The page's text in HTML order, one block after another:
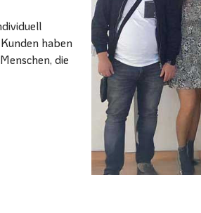
haben
die